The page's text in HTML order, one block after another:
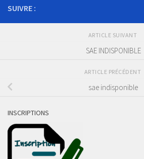
SUIVRE :
ARTICLE SUIVANT
SAE INDISPONIBLE
ARTICLE PRÉCÉDENT
sae indisponible
INSCRIPTIONS